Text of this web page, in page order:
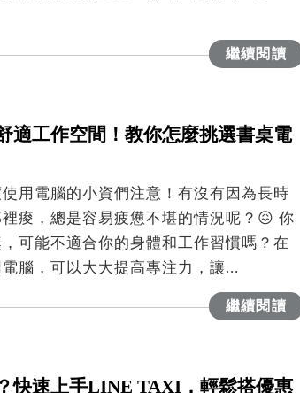
繼續閱讀
適工作空間！教你怎麼挑選書桌電
用電腦的小資們注意！有沒有因為長時
痠，總是容易疲憊不堪的情況呢？😖 你
可能不適合你的身體和工作習慣嗎？在
腦，可以大大提高專注力，讓...
繼續閱讀
快速上手LINE TAXI，輕鬆搭優惠